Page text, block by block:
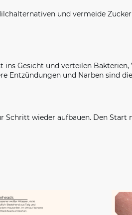
und vermeide
Gesicht und verteilen
Entzündungen und Narben sind
Schritt wieder aufbauen. Den Start